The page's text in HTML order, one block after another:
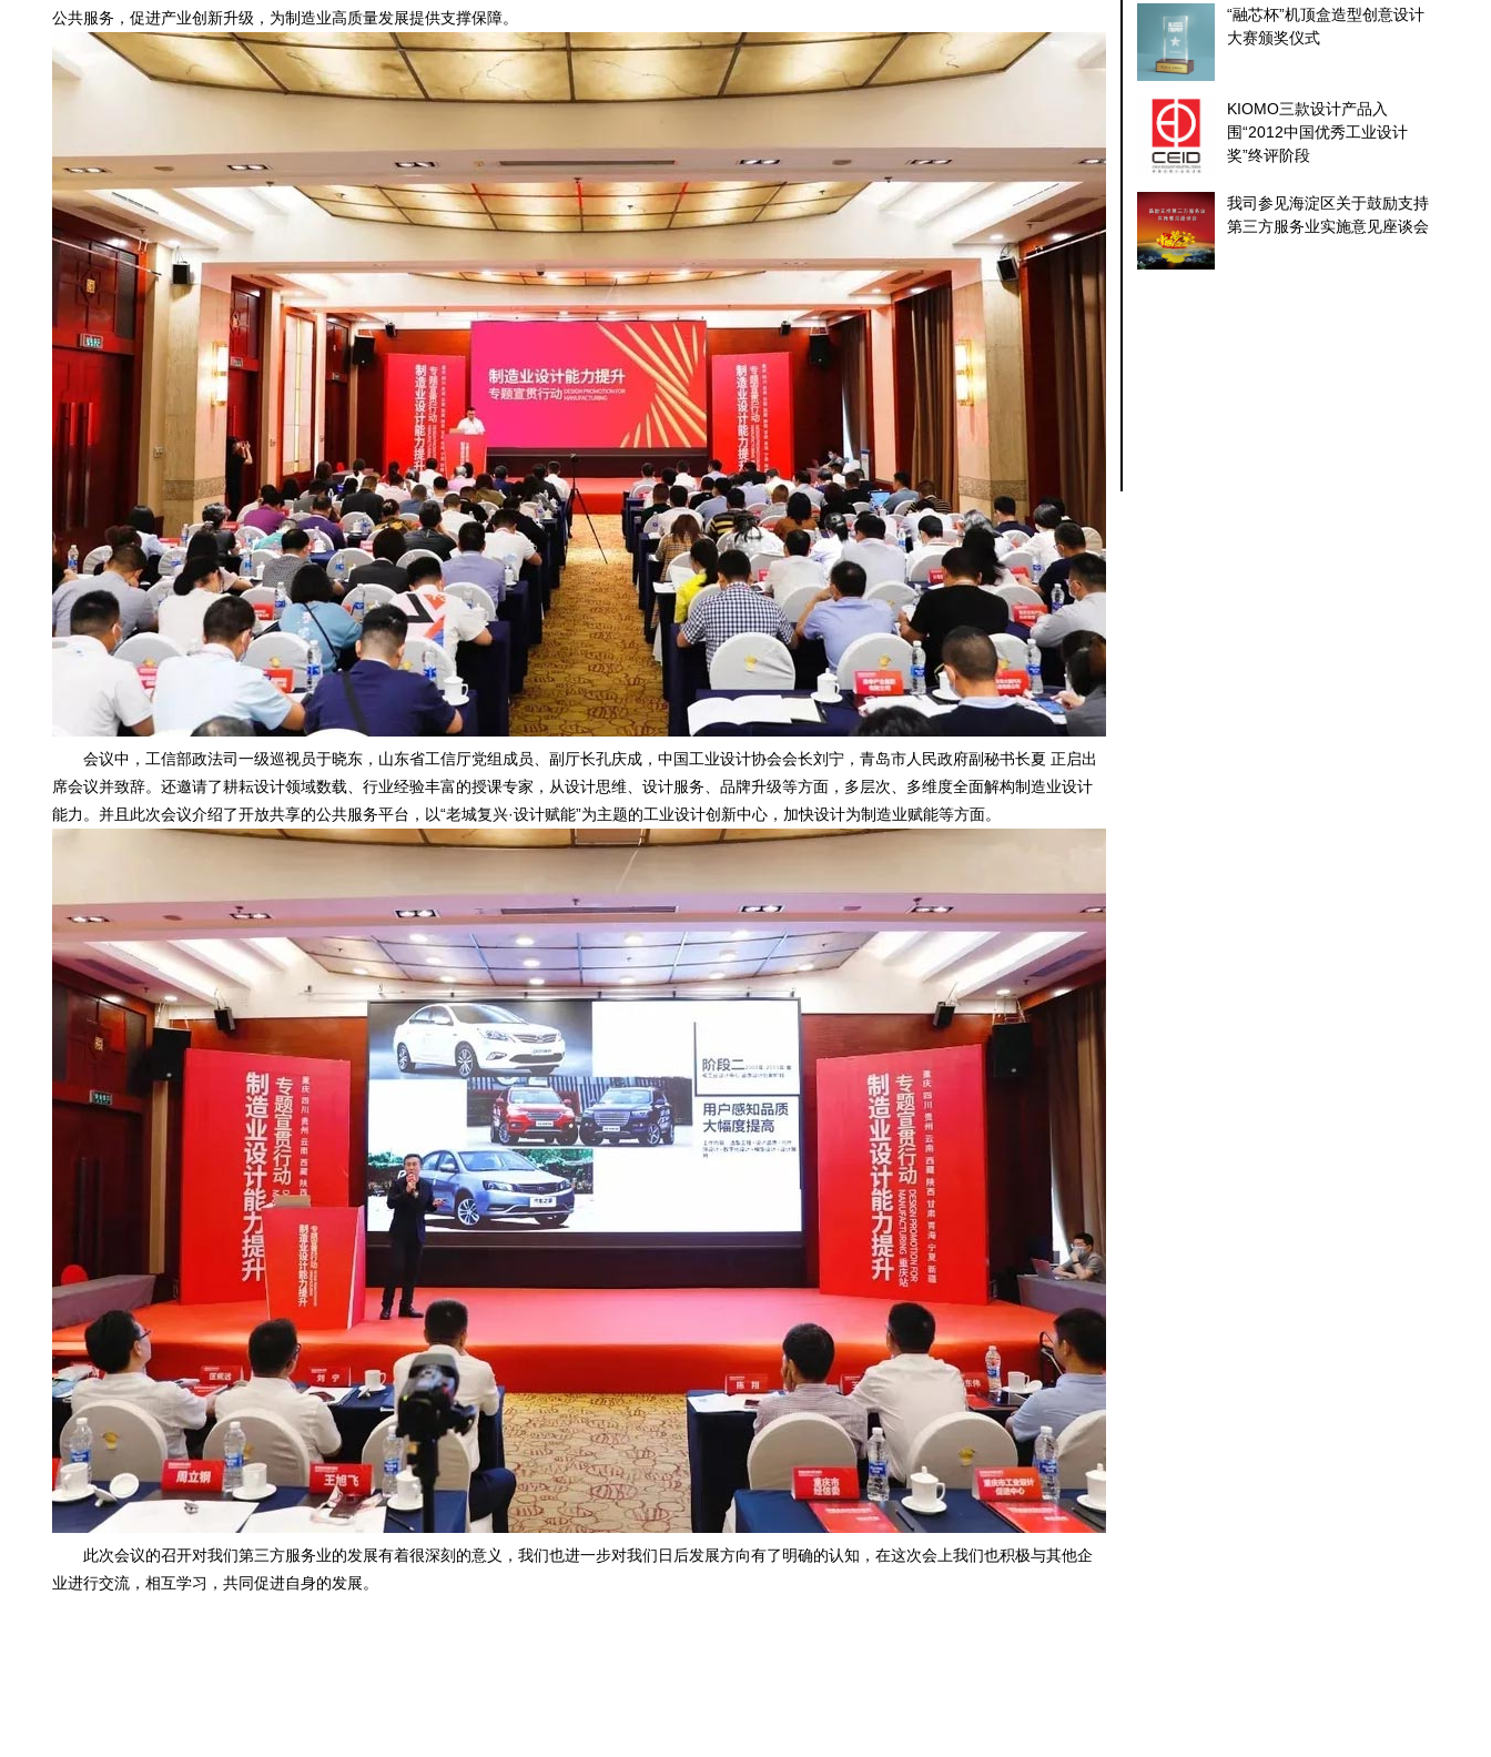
公共服务，促进产业创新升级，为制造业高质量发展提供支撑保障。
会议中，工信部政法司一级巡视员于晓东，山东省工信厅党组成员、副厅长孔庆成，中国工业设计协会会长刘宁，青岛市人民政府副秘书长夏 正启出
席会议并致辞。还邀请了耕耘设计领域数载、行业经验丰富的授课专家，从设计思维、设计服务、品牌升级等方面，多层次、多维度全面解构制造业设计
能力。并且此次会议介绍了开放共享的公共服务平台，以“老城复兴·设计赋能”为主题的工业设计创新中心，加快设计为制造业赋能等方面。
此次会议的召开对我们第三方服务业的发展有着很深刻的意义，我们也进一步对我们日后发展方向有了明确的认知，在这次会上我们也积极与其他企
业进行交流，相互学习，共同促进自身的发展。
“融芯杯”机顶盒造型创意设计
大赛颁奖仪式
KIOMO三款设计产品入
围“2012中国优秀工业设计
奖”终评阶段
我司参见海淀区关于鼓励支持
第三方服务业实施意见座谈会